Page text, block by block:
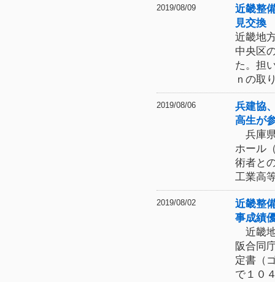
2019/08/09
近畿整
見交換
近畿地
中央区
た。担
ｎの取
2019/08/06
兵建協
高生が
兵庫
ホール
術者と
工業高
2019/08/02
近畿整
事成績
近畿
阪合同
定書（
で１０